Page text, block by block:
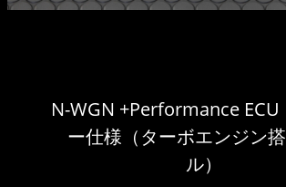
N-WGN +Performance ECU
ー仕様（ターボエンジン
ル）